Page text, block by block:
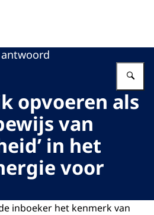
Emissieautoriteit
opvoeren als
van
in het
voor
inboeker het kenmerk van